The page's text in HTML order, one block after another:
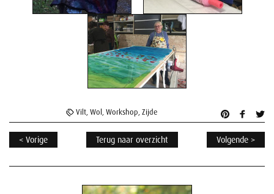
Vilt,Wol ,Workshop,Zijde
< Vorige Terug naar overzicht Volgende >